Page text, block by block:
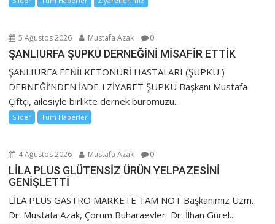
5 Ağustos 2026 Mustafa Azak 0
ŞANLIURFA ŞUPKU DERNEĞİNİ MİSAFİR ETTİK
ŞANLIURFA FENİLKETONÜRİ HASTALARI (ŞUPKU )
DERNEĞİ’NDEN İADE-i ZİYARET ŞUPKU Başkanı Mustafa
Çiftçi, ailesiyle birlikte dernek büromuzu...
Slider Tüm Haberler
4 Ağustos 2026 Mustafa Azak 0
LİLA PLUS GLÜTENSİZ ÜRÜN YELPAZESİNİ
GENİŞLETTİ
LİLA PLUS GASTRO MARKETE TAM NOT Başkanımız Uzm.
Dr. Mustafa Azak, Çorum Buharaevler Dr. İlhan Gürel...